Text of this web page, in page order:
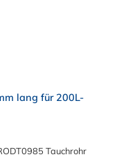
lang für 200L-
Tauchrohr